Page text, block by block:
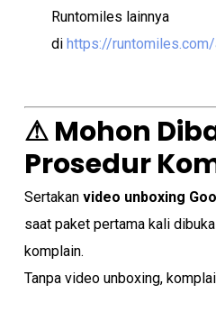
Runtomiles lainnya
di https://
⚠ Mohon
Prosedur
Sertakan video unboxing
saat paket pertama kali
komplain.
Tanpa video unboxing,